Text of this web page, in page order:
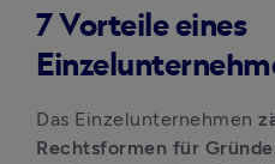
7 Vorteile eines
Das Einzelunternehmen
Rechtsformen für